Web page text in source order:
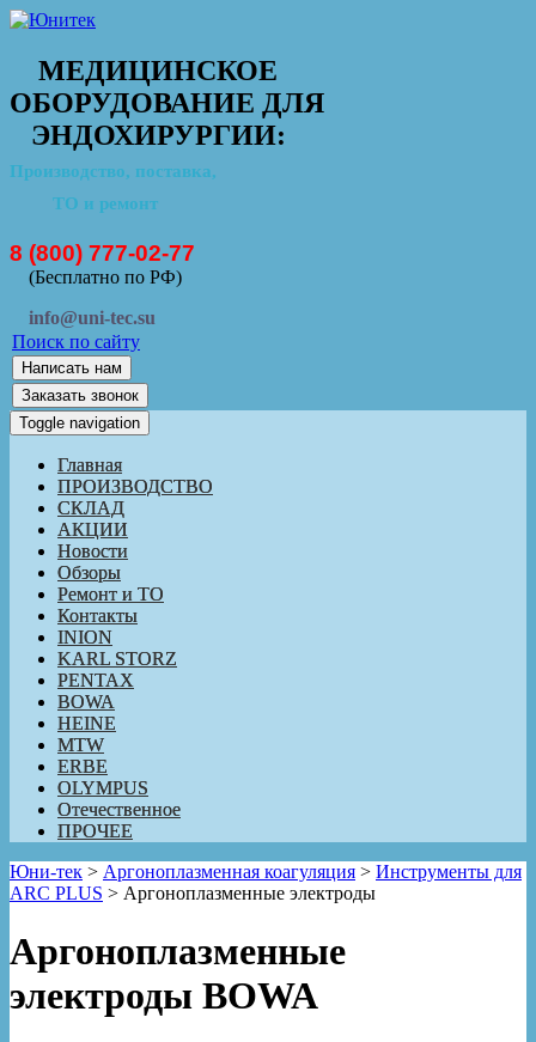
МЕДИЦИНСКОЕ
ОБОРУДОВАНИЕ ДЛЯ
ЭНДОХИРУРГИИ:
Производство, поставка,
ТО и ремонт
8 (800) 777-02-77
(Бесплатно по РФ)
info@uni-tec.su
Поиск по сайту
Написать нам
Заказать звонок
Toggle navigation
Главная
ПРОИЗВОДСТВО
СКЛАД
АКЦИИ
Новости
Обзоры
Ремонт и ТО
Контакты
INION
KARL STORZ
PENTAX
BOWA
HEINE
MTW
ERBE
OLYMPUS
Отечественное
ПРОЧЕЕ
Юни-тек > Аргоноплазменная коагуляция > Инструменты для
ARC PLUS > Аргоноплазменные электроды
Аргоноплазменные
электроды BOWA